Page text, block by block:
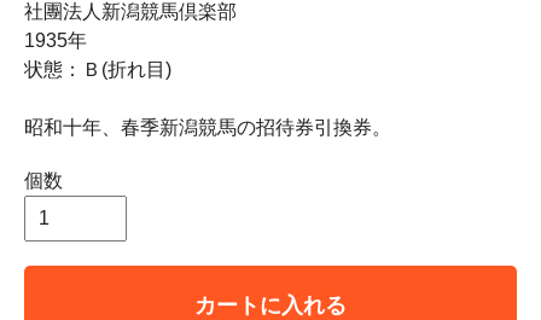
社團法人新潟競馬倶楽部
1935年
状態：Ｂ(折れ目)
昭和十年、春季新潟競馬の招待券引換券。
個数
カートに入れる